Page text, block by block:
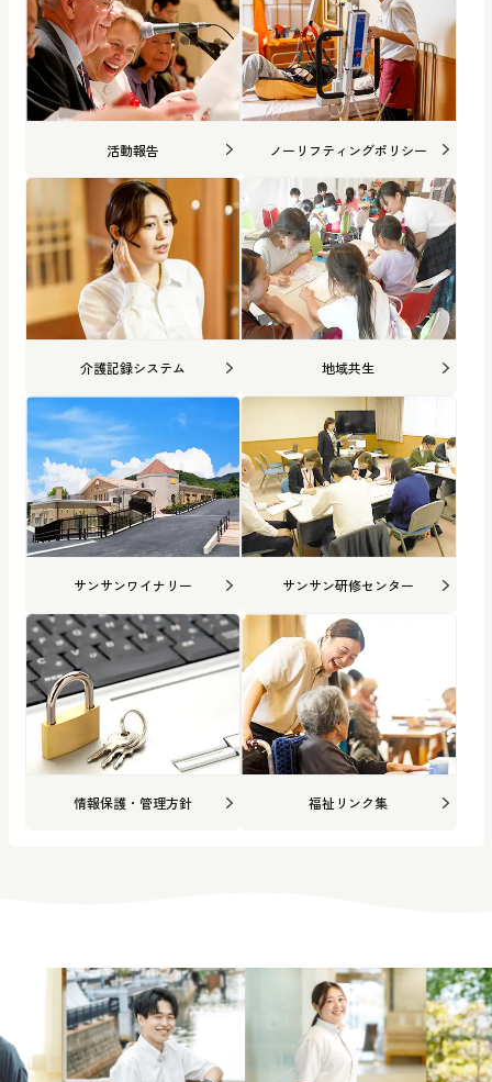
活動報告 ノーリフティングポリシー
介護記録システム 地域共生
サンサンワイナリー サンサン研修センター
情報保護・管理方針 福祉リンク集